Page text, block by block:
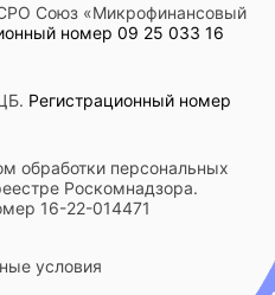
Союз «Микрофинансовый
номер 09 25 033 16
Регистрационный номер
обработки персональных
Роскомнадзора.
16-22-014471
условия